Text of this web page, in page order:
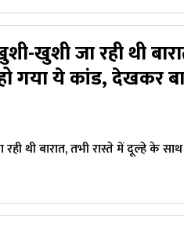
खुशी जा रही थी
गया ये कांड, देखकर
थी बारात, तभी रास्ते में दूल्हे के